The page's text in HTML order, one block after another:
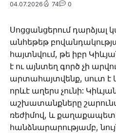
04.07.2026 74 0
Սոցցանցերում դարձյալ
անհեթեթ
հայտնվում, թե իբր
է ու այնտեղ գործ չի
արտահայտվենք, սուտ է
որևէ աղերս չունի:
աշխատանքները
ռեժիմով, և
հանձնարարությամբ,